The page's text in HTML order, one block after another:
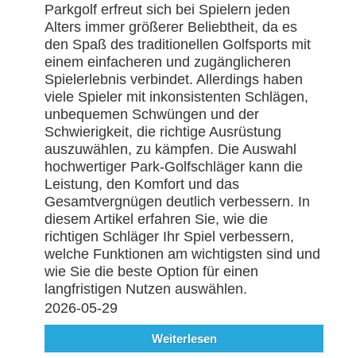
Parkgolf erfreut sich bei Spielern jeden
Alters immer größerer Beliebtheit, da es
den Spaß des traditionellen Golfsports mit
einem einfacheren und zugänglicheren
Spielerlebnis verbindet. Allerdings haben
viele Spieler mit inkonsistenten Schlägen,
unbequemen Schwüngen und der
Schwierigkeit, die richtige Ausrüstung
auszuwählen, zu kämpfen. Die Auswahl
hochwertiger Park-Golfschläger kann die
Leistung, den Komfort und das
Gesamtvergnügen deutlich verbessern. In
diesem Artikel erfahren Sie, wie die
richtigen Schläger Ihr Spiel verbessern,
welche Funktionen am wichtigsten sind und
wie Sie die beste Option für einen
langfristigen Nutzen auswählen.
2026-05-29
Weiterlesen